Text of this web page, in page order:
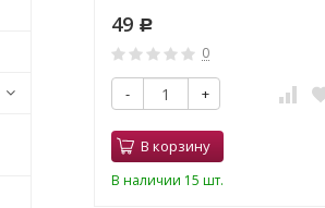
49 Р
0
- +
В корзину
В наличии 15 шт.